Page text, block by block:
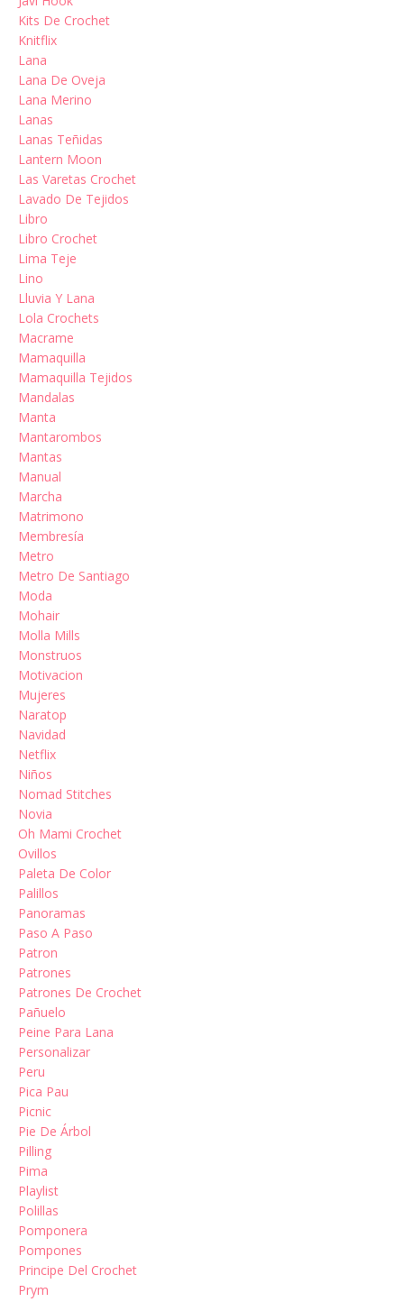
Kits De Crochet
Knitflix
Lana
Lana De Oveja
Lana Merino
Lanas
Lanas Teñidas
Lantern Moon
Las Varetas Crochet
Lavado De Tejidos
Libro
Libro Crochet
Lima Teje
Lino
Lluvia Y Lana
Lola Crochets
Macrame
Mamaquilla
Mamaquilla Tejidos
Mandalas
Manta
Mantarombos
Mantas
Manual
Marcha
Matrimono
Membresía
Metro
Metro De Santiago
Moda
Mohair
Molla Mills
Monstruos
Motivacion
Mujeres
Naratop
Navidad
Netflix
Niños
Nomad Stitches
Novia
Oh Mami Crochet
Ovillos
Paleta De Color
Palillos
Panoramas
Paso A Paso
Patron
Patrones
Patrones De Crochet
Pañuelo
Peine Para Lana
Personalizar
Peru
Pica Pau
Picnic
Pie De Árbol
Pilling
Pima
Playlist
Polillas
Pomponera
Pompones
Principe Del Crochet
Prym